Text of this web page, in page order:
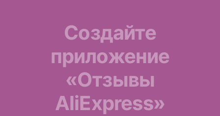
Создайте
приложение
«Отзывы
AliExpress»